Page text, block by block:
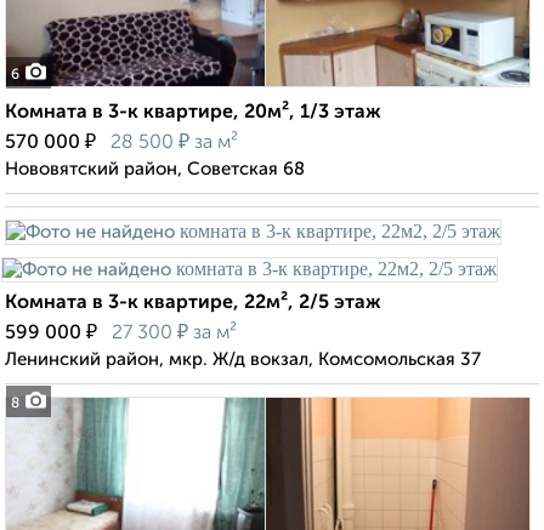
6
Комната в 3-к квартире, 20м², 1/3 этаж
570 000 ₽ 28 500 ₽ за м²
Нововятский район, Советская 68
8
Комната в 3-к квартире, 22м², 2/5 этаж
599 000 ₽ 27 300 ₽ за м²
Ленинский район, мкр. Ж/д вокзал, Комсомольская 37